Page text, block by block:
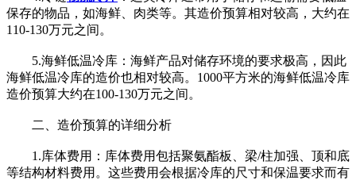
保存的物品，如海鲜、肉类等。其造价预算相对较高，大约在
110-130万元之间。
5.海鲜低温冷库：海鲜产品对储存环境的要求极高，因此
海鲜低温冷库的造价也相对较高。1000平方米的海鲜低温冷库
造价预算大约在100-130万元之间。
二、造价预算的详细分析
1.库体费用：库体费用包括聚氨酯板、梁/柱加强、顶和底
等结构材料费用。这些费用会根据冷库的尺寸和保温要求而有